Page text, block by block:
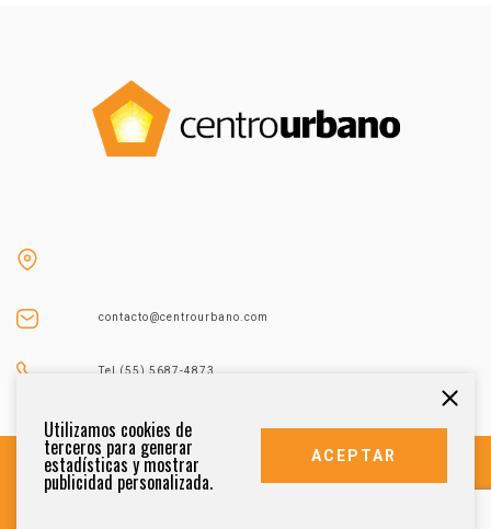
contacto@centrourbano.com
Tel (55) 5687-4873
Utilizamos cookies de
terceros para generar
estadísticas y mostrar
publicidad personalizada.
ACEPTAR